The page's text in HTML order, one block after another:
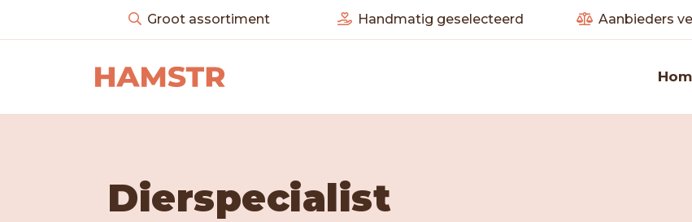
Groot assortiment Handmatig geselecteerd Aanbieders
Dierspecialist